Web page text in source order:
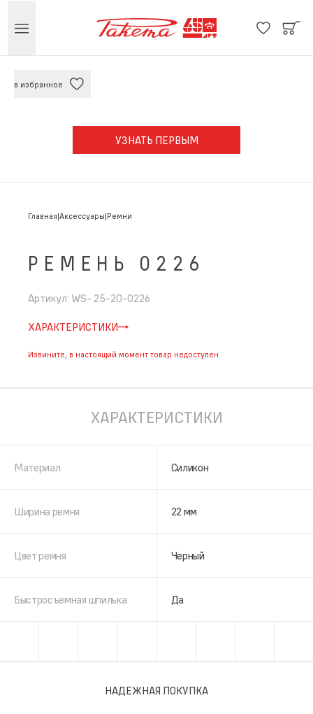
в избранное
УЗНАТЬ ПЕРВЫМ
Главная Аксессуары Ремни
РЕМЕНЬ 0226
Артикул: WS- 25-20-0226
ХАРАКТЕРИСТИКИ
Извините, в настоящий момент товар недоступен
ХАРАКТЕРИСТИКИ
Материал Силикон
Ширина ремня 22 мм
Цвет ремня Черный
Быстросъемная шпилька Да
НАДЕЖНАЯ ПОКУПКА